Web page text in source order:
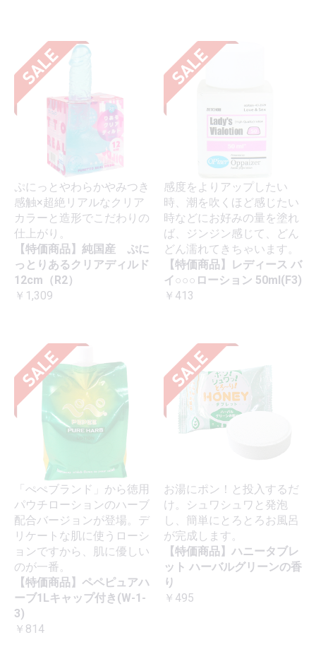
ぷにっとやわらかやみつき
感触×超絶リアルなクリア
カラーと造形でこだわりの
仕上がり。
【特価商品】純国産 ぷに
っとりあるクリアディルド
12cm（R2）
￥1,309
感度をよりアップしたい
時、潮を吹くほど感じたい
時などにお好みの量を塗れ
ば、ジンジン感じて、どん
どん濡れてきちゃいます。
【特価商品】レディース バ
イ○○○ローション 50ml(F3)
￥413
「ぺぺブランド」から徳用
パウチローションのハーブ
配合バージョンが登場。デ
リケートな肌に使うローシ
ョンですから、肌に優しい
のが一番。
【特価商品】ペペピュアハ
ーブ1Lキャップ付き(W-1-
3)
￥814
お湯にポン！と投入するだ
け。シュワシュワと発泡
し、簡単にとろとろお風呂
が完成します。
【特価商品】ハニータブレ
ット ハーバルグリーンの香
り
￥495